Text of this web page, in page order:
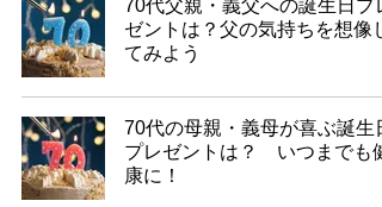
70代父親・義父への誕生日プ
ゼントは？父の気持ちを想像し
てみよう
70代の母親・義母が喜ぶ誕生
プレゼントは？ いつまでも健
康に！